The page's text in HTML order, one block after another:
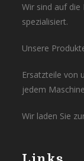
Wir sind auf die
spezialisiert.
Unsere
Ersatzteile von
jedem
Wir laden Sie